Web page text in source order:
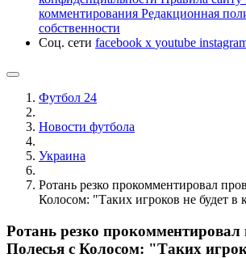
комментирования Редакционная
собственности
Соц. сети facebook x youtube
Футбол 24
Новости футбола
Украина
Ротань резко прокомментировал
Колосом: "Таких игроков не будет в
Ротань резко прокомментировал
Полесья с Колосом: "Таких